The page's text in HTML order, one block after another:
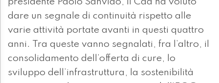
presidente Paolo Sanvido, il Cda ha voluto
dare un segnale di continuità rispetto alle
varie attività portate avanti in questi quattro
anni. Tra queste vanno segnalati, fra l’altro, il
consolidamento dell’offerta di cure, lo
sviluppo dell’infrastruttura, la sostenibilità